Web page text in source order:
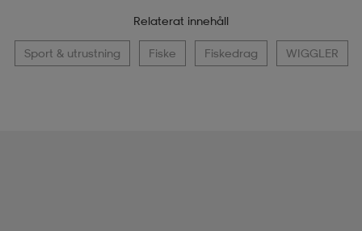
Relaterat innehåll
Sport & utrustning Fiske Fiskedrag WIGGLER